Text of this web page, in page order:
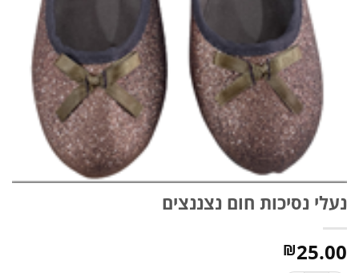
נעלי נסיכות חום נצננצים
₪25.00